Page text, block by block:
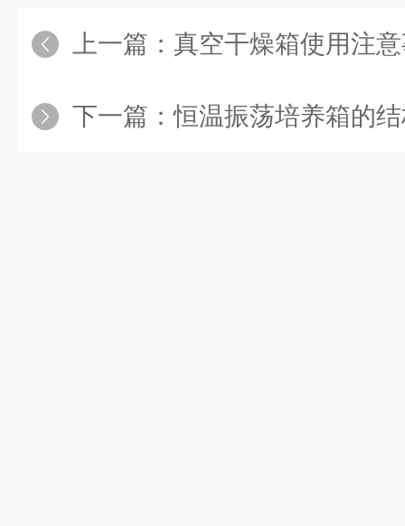
上一篇： 真空干燥箱使用注
下一篇：恒温振荡培养箱的